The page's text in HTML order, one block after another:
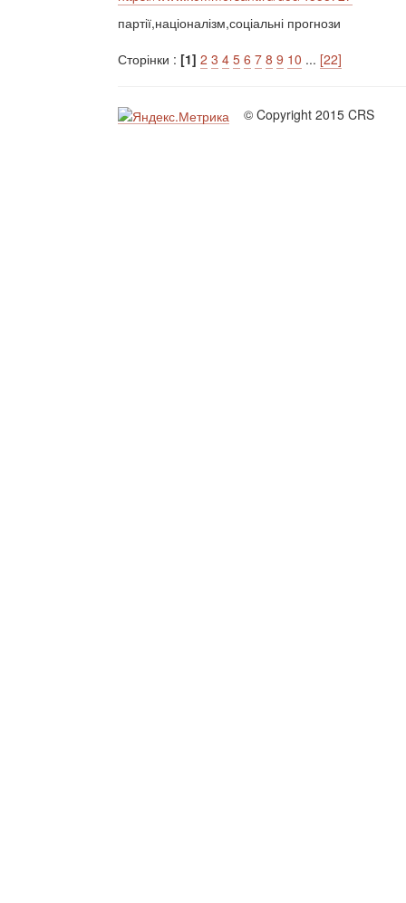
партії,націоналізм,соціальні прогнози
Сторінки : [1] 2 3 4 5 6 7 8 9 10 ... [22]
© Copyright 2015 CRS